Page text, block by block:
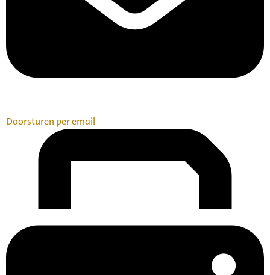
Doorsturen per email